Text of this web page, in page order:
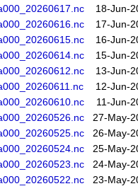
18-Jun-
17-Jun-
16-Jun-
15-Jun-
13-Jun-
12-Jun-
11-Jun-
27-May-
26-May-
25-May-
24-May-
23-May-